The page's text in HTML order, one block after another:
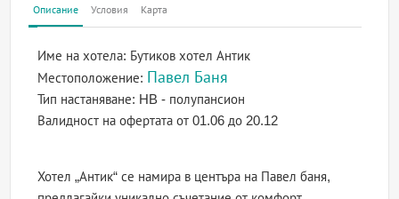
Описание Условия Карта
Име на хотела: Бутиков хотел Антик
Местоположение: Павел Баня
Тип настаняване: HB - полупансион
Валидност на офертатаот 01.06 до 20.12
Хотел „Антик“ се намира в центъра на Павел баня,